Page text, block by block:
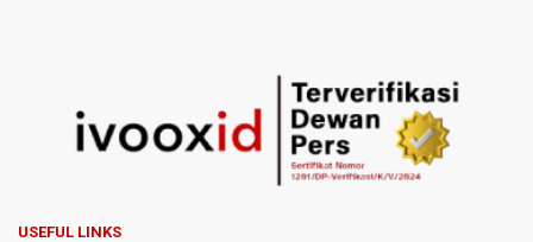
Kemenko IPK Sebut Sudah Ada Kajian Awal Perpanjangan
Kereta Cepat ke Surabaya
Hektare
USEFUL LINKS